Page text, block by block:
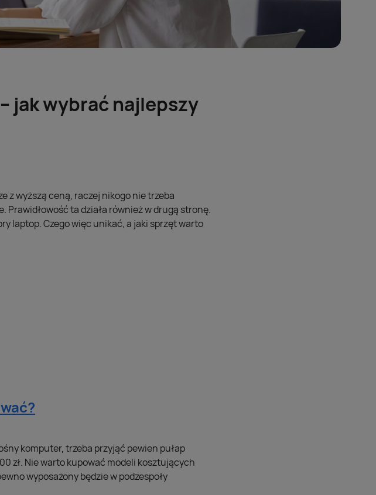
jak wybrać najlepszy
z wyższą ceną, raczej nikogo nie trzeba
Prawidłowość ta działa również w drugą stronę.
laptop. Czego więc unikać, a jaki sprzęt warto
komputer, trzeba przyjąć pewien pułap
zł. Nie warto kupować modeli kosztujących
wyposażony będzie w podzespoły